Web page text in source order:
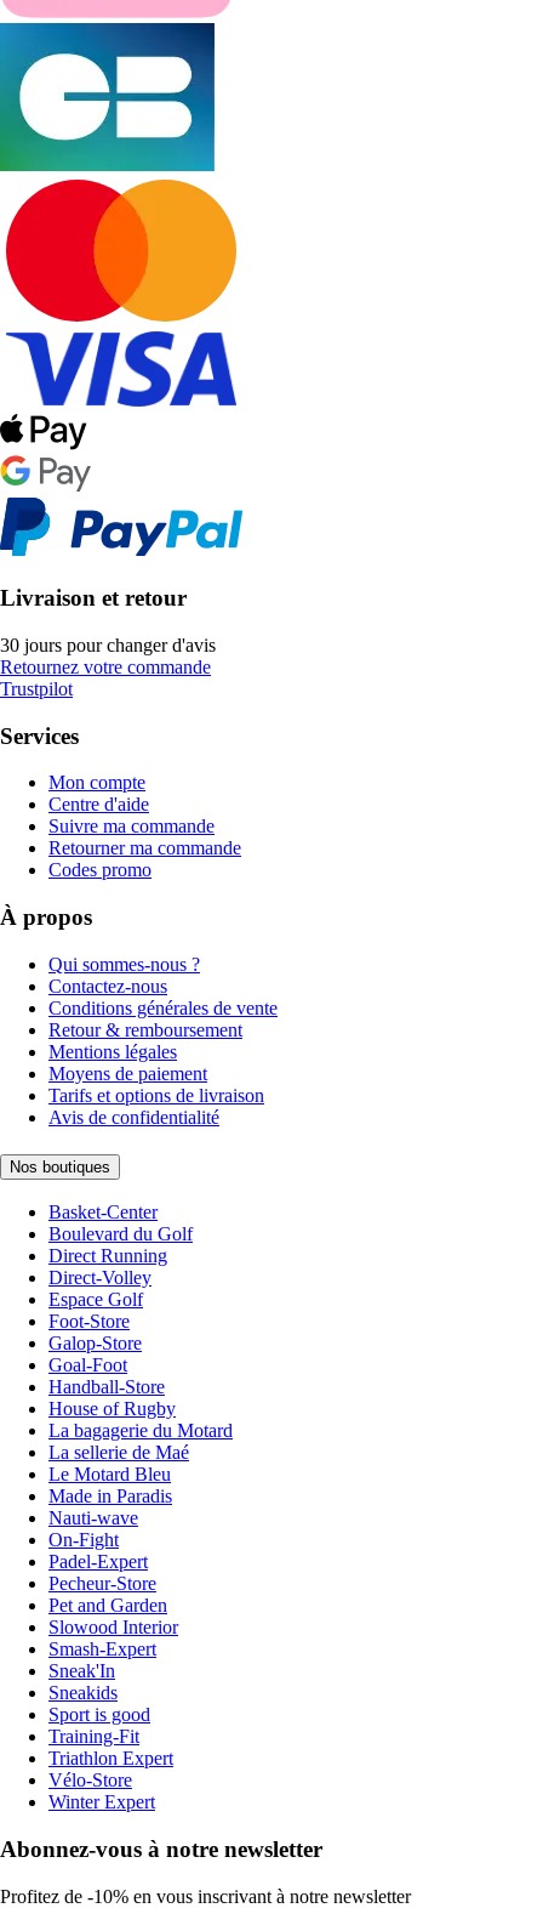
Livraison et retour
30 jours pour changer d'avis
Retournez votre commande
Trustpilot
Services
Mon compte
Centre d'aide
Suivre ma commande
Retourner ma commande
Codes promo
À propos
Qui sommes-nous ?
Contactez-nous
Conditions générales de vente
Retour & remboursement
Mentions légales
Moyens de paiement
Tarifs et options de livraison
Avis de confidentialité
Nos boutiques
Basket-Center
Boulevard du Golf
Direct Running
Direct-Volley
Espace Golf
Foot-Store
Galop-Store
Goal-Foot
Handball-Store
House of Rugby
La bagagerie du Motard
La sellerie de Maé
Le Motard Bleu
Made in Paradis
Nauti-wave
On-Fight
Padel-Expert
Pecheur-Store
Pet and Garden
Slowood Interior
Smash-Expert
Sneak'In
Sneakids
Sport is good
Training-Fit
Triathlon Expert
Vélo-Store
Winter Expert
Abonnez-vous à notre newsletter
Profitez de -10% en vous inscrivant à notre newsletter